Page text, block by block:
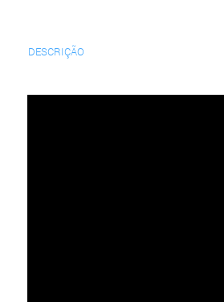
DESCRIÇÃO